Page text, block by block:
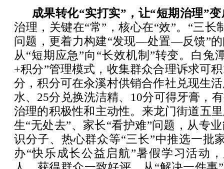
成果转化“实打实”，让“短期治理”
治理，关键在“常”，核心在“效”。“三长
问题，更着力构建“发现—处置—反馈”
从“短期应急”向“长效机制”转变。白兔
+积分”管理模式，收集群众合理诉求可
分，积分可在汆溪村供销合作社兑现生
水、25分兑换洗洁精、10分可得牙膏，
治理的积极性和主动性。来龙门街道五
生“无处去”、家长“看护难”问题，从专
识分子、热心群众等“三长”中推选一批
办“快乐成长公益启航”暑假学习活动